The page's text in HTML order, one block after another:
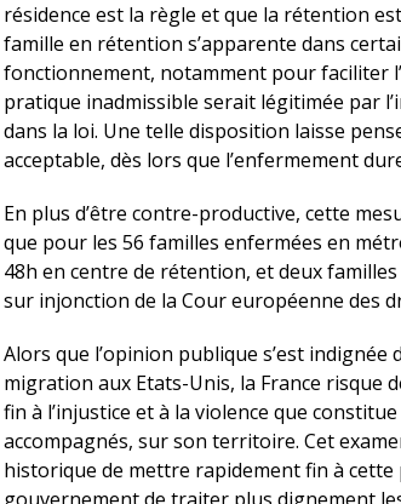
résidence est la règle et que la rétention
famille en rétention s’apparente dans
fonctionnement, notamment pour faciliter
pratique inadmissible serait légitimée par
dans la loi. Une telle disposition laisse
acceptable, dès lors que l’enfermement
En plus d’être contre-productive, cette
que pour les 56 familles enfermées en
48h en centre de rétention, et deux
sur injonction de la Cour européenne des
Alors que l’opinion publique s’est
migration aux Etats-Unis, la France risque
fin à l’injustice et à la violence que
accompagnés, sur son territoire. Cet
historique de mettre rapidement fin à